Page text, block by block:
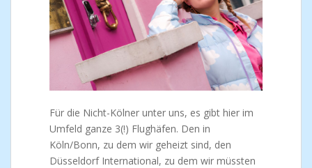
Für die Nicht-Kölner unter uns, es gibt hier im
Umfeld ganze 3(!) Flughäfen. Den in
Köln/Bonn, zu dem wir geheizt sind, den
Düsseldorf International, zu dem wir müssten